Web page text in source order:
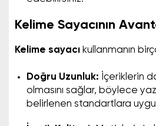
Kelime Sayacının
Kelime sayacı kullanmanın
Doğru Uzunluk: İçeriklerin
olmasını sağlar, böylece
belirlenen standartlara